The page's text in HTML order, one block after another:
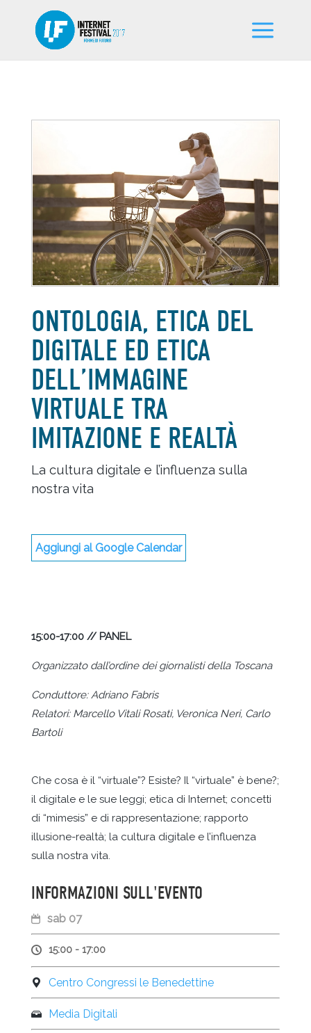
ONTOLOGIA, ETICA DEL
DIGITALE ED ETICA
DELL’IMMAGINE
VIRTUALE TRA
IMITAZIONE E REALTÀ
La cultura digitale e l’influenza sulla
nostra vita
Aggiungi al Google Calendar
15:00-17:00 // PANEL
Organizzato dall’ordine dei giornalisti della Toscana
Conduttore: Adriano Fabris
Relatori: Marcello Vitali Rosati, Veronica Neri, Carlo
Bartoli
Che cosa è il “virtuale”? Esiste? Il “virtuale” è bene?;
il digitale e le sue leggi; etica di Internet; concetti
di “mimesis” e di rappresentazione; rapporto
illusione-realtà; la cultura digitale e l’influenza
sulla nostra vita.
INFORMAZIONI SULL'EVENTO
sab 07
15:00 - 17:00
Centro Congressi le Benedettine
Media Digitali